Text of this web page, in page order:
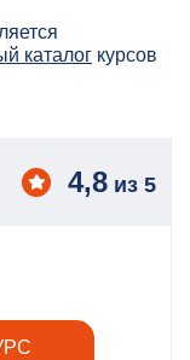
каталог курсов
4,8 из 5